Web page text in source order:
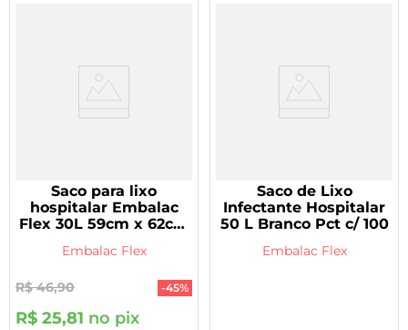
Saco para lixo
hospitalar Embalac
Flex 30L 59cm x 62cm
Embalac Flex
R$ 46,90 -45%
R$ 25,81 no pix
Saco de Lixo
Infectante Hospitalar
50 L Branco Pct c/ 100
Embalac Flex